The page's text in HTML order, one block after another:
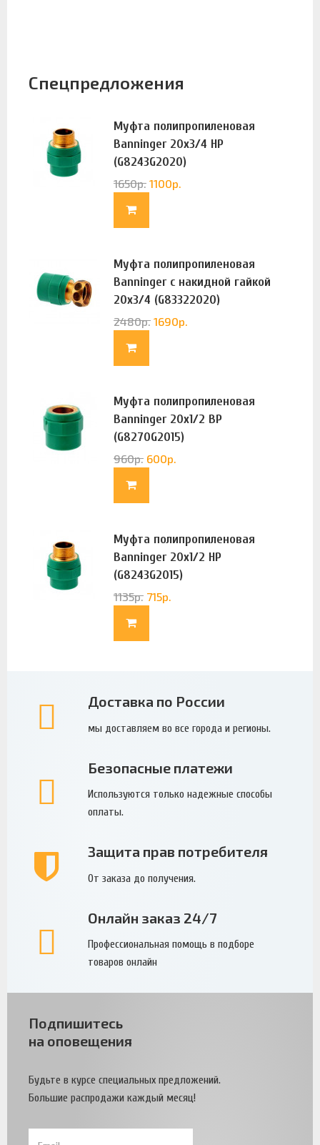
Спецпредложения
Муфта полипропиленовая
Banninger 20х3/4 НР
(G8243G2020)
1650р. 1100р.
Муфта полипропиленовая
Banninger с накидной гайкой
20х3/4 (G83322020)
2480р. 1690р.
Муфта полипропиленовая
Banninger 20х1/2 ВР
(G8270G2015)
960р. 600р.
Муфта полипропиленовая
Banninger 20х1/2 НР
(G8243G2015)
1135р. 715р.
Доставка по России
мы доставляем во все города и регионы.
Безопасные платежи
Используются только надежные способы
оплаты.
Защита прав потребителя
От заказа до получения.
Онлайн заказ 24/7
Профессиональная помощь в подборе
товаров онлайн
Подпишитесь
на оповещения
Будьте в курсе специальных предложений.
Большие распродажи каждый месяц!